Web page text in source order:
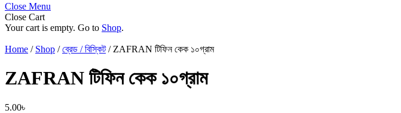
Close Menu
Close Cart
Your cart is empty. Go to Shop.
Home / Shop /ব্রেড / বিস্কিট/ ZAFRAN টিফিন কেক ১০গ্রাম
ZAFRAN টিফিন কেক ১০গ্রাম
5.00৳